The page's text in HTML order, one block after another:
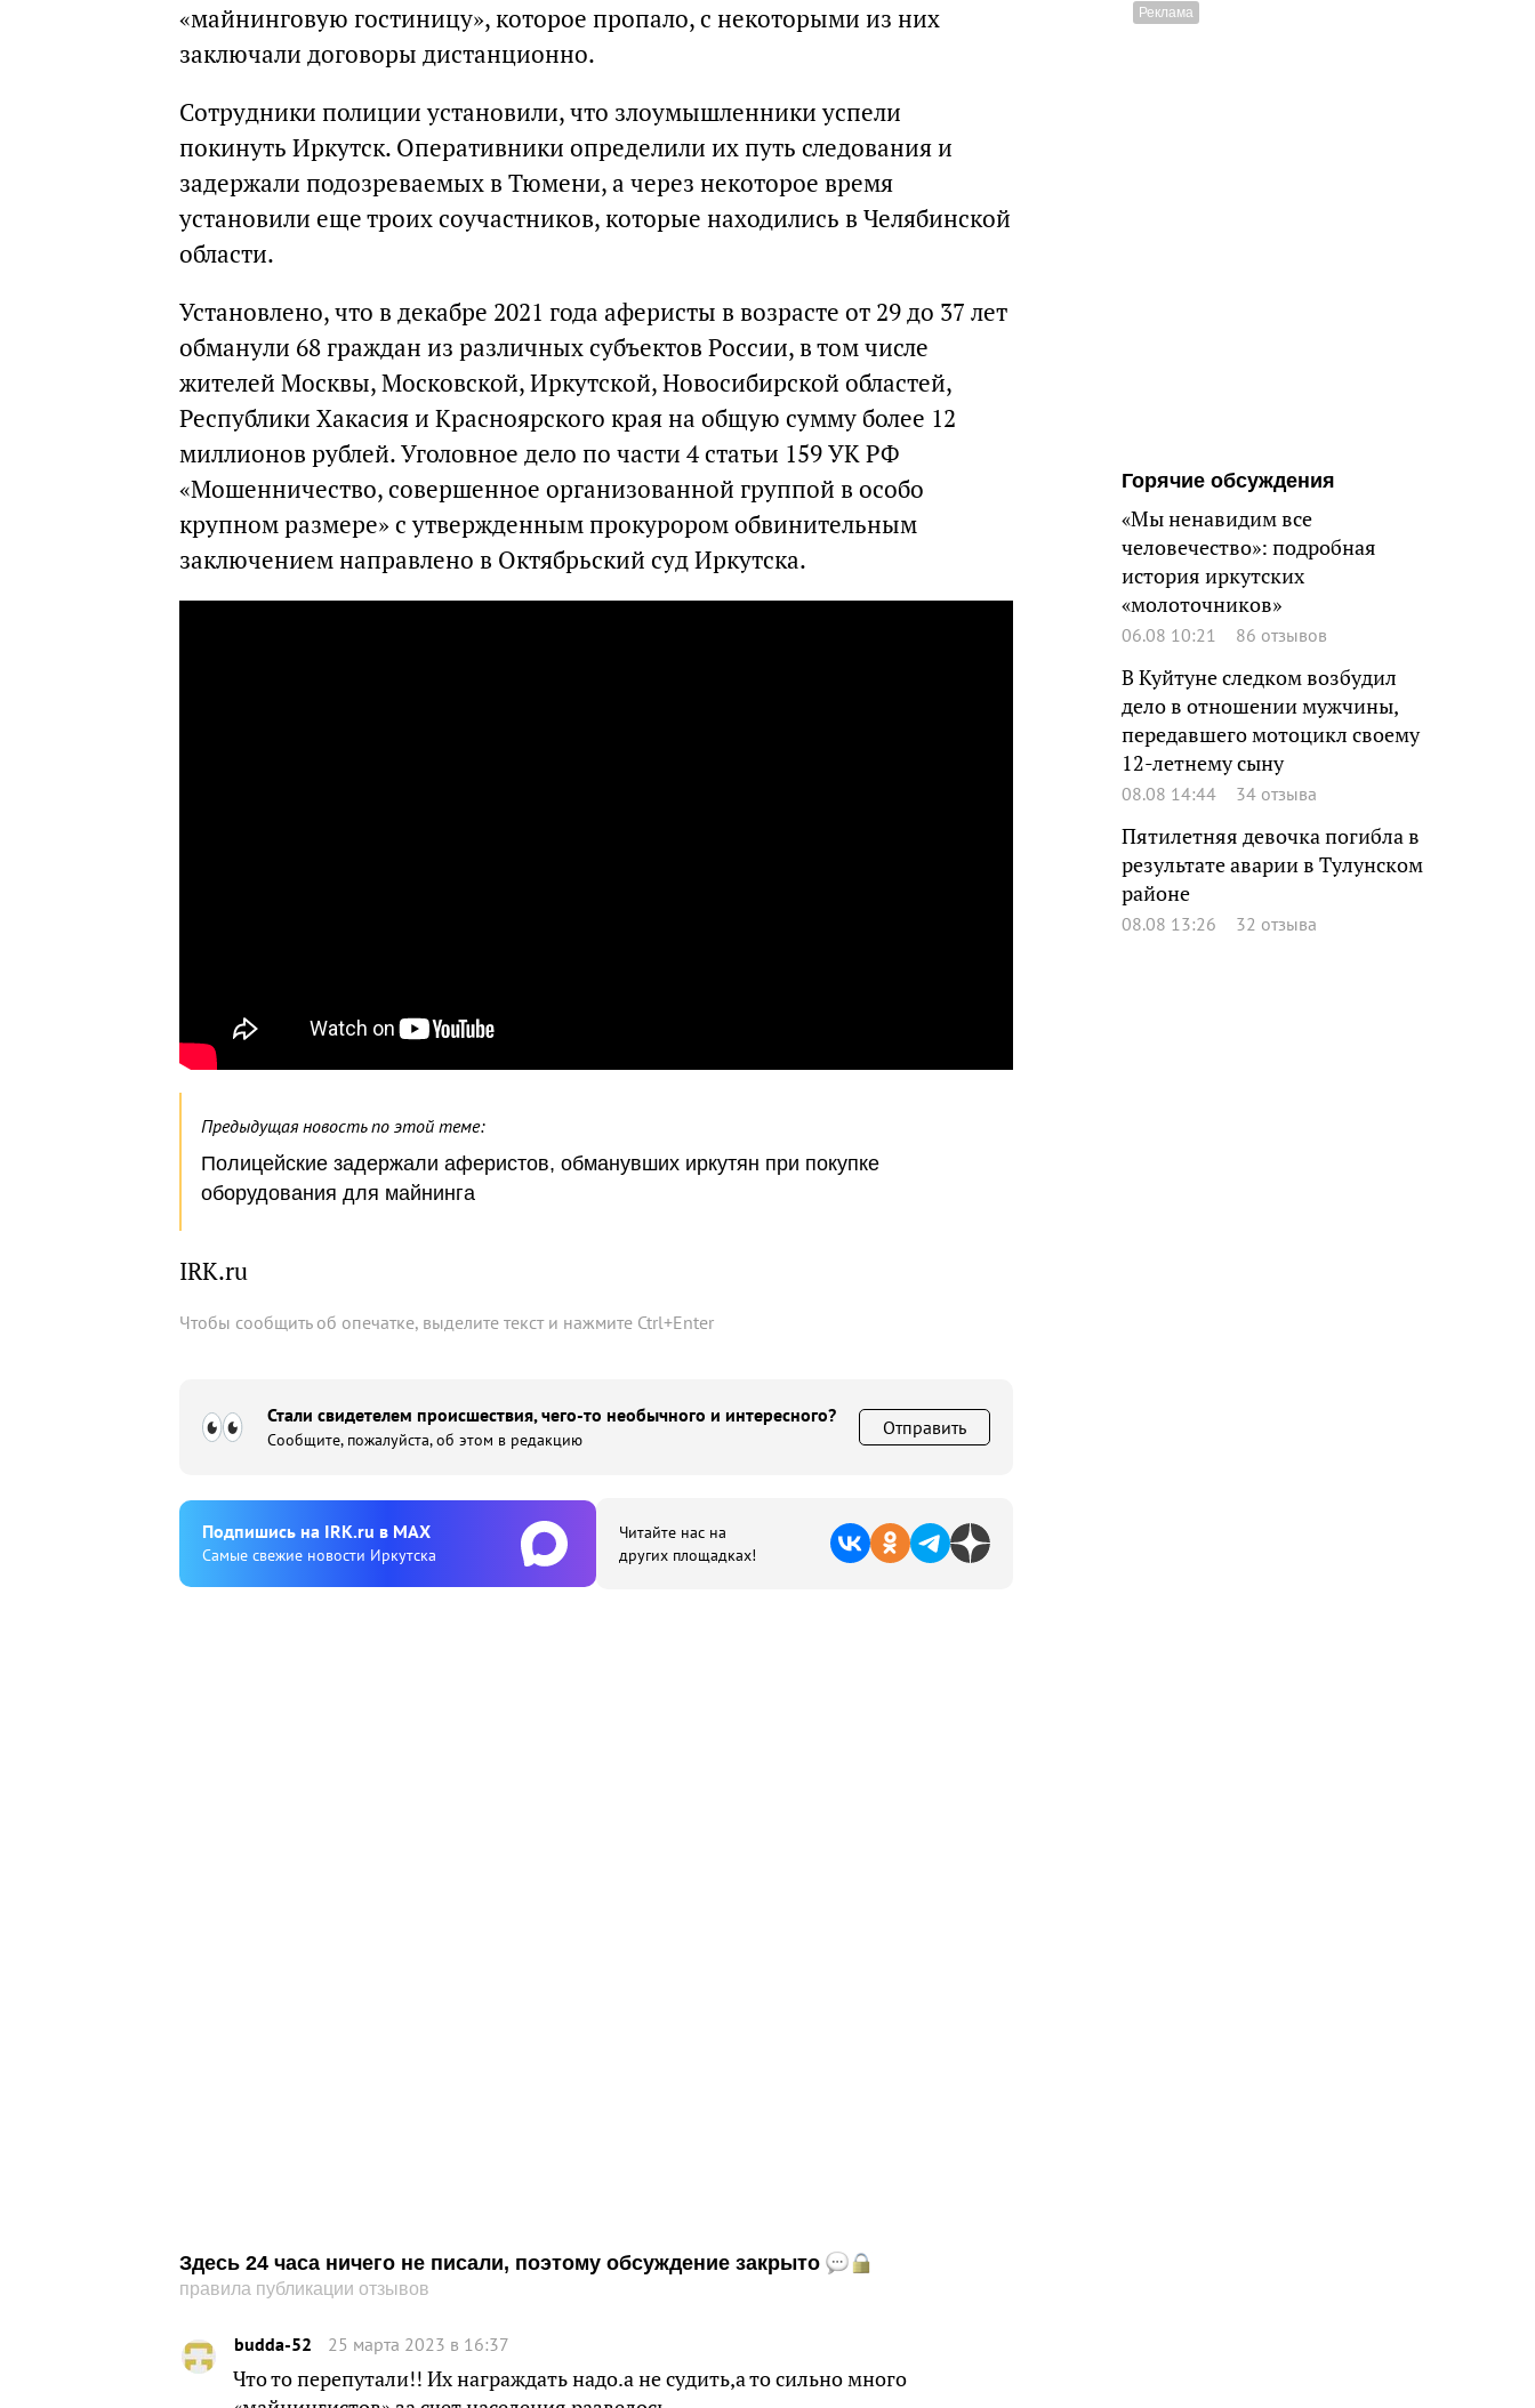
«майнинговую гостиницу», которое пропало, с некоторыми из них
заключали договоры дистанционно.
Сотрудники полиции установили, что злоумышленники успели
покинуть Иркутск. Оперативники определили их путь следования и
задержали подозреваемых в Тюмени, а через некоторое время
установили еще троих соучастников, которые находились в Челябинской
области.
Установлено, что в декабре 2021 года аферисты в возрасте от 29 до 37 лет
обманули 68 граждан из различных субъектов России, в том числе
жителей Москвы, Московской, Иркутской, Новосибирской областей,
Республики Хакасия и Красноярского края на общую сумму более 12
миллионов рублей. Уголовное дело по части 4 статьи 159 УК РФ
«Мошенничество, совершенное организованной группой в особо
крупном размере» с утвержденным прокурором обвинительным
заключением направлено в Октябрьский суд Иркутска.
Предыдущая новость по этой теме:
Полицейские задержали аферистов, обманувших иркутян при покупке
оборудования для майнинга
IRK.ru
Чтобы сообщить об опечатке, выделите текст и нажмите Ctrl+Enter
Стали свидетелем происшествия, чего-то необычного и интересного?
Сообщите, пожалуйста, об этом в редакцию
Отправить
Подпишиcь на IRK.ru в MAX
Cамые свежие новости Иркутска
Читайте нас на
других площадках!
Здесь 24 часа ничего не писали, поэтому обсуждение закрыто
правила публикации отзывов
budda-52 25 марта 2023 в 16:37
Что то перепутали!! Их награждать надо.а не судить,а то сильно много
Горячие обсуждения
«Мы ненавидим все
человечество»: подробная
история иркутских
«молоточников»
06.08 10:21 86 отзывов
В Куйтуне следком возбудил
дело в отношении мужчины,
передавшего мотоцикл своему
12-летнему сыну
08.08 14:44 34 отзыва
Пятилетняя девочка погибла в
результате аварии в Тулунском
районе
08.08 13:26 32 отзыва